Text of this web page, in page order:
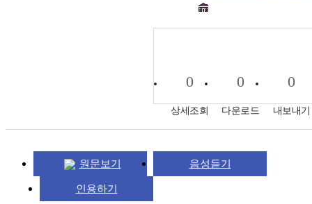
0
상세조회
0
다운로드
0
내보내기
원문보기 음성듣기
인용하기